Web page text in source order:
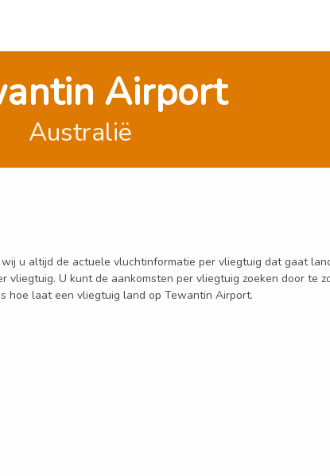
Airport
Australië
u altijd de actuele vluchtinformatie per vliegtuig dat gaat
U kunt de aankomsten per vliegtuig zoeken door te
hoe laat een vliegtuig land op Tewantin Airport.